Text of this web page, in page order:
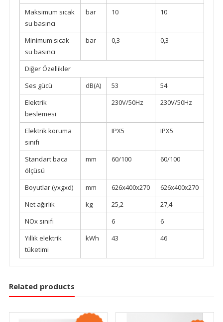
Maksimum sıcak
su basıncı
bar 10 10
Minimum sıcak
su basıncı
bar 0,3 0,3
Diğer Özellikler
Ses gücü
dB(A) 53
54
Elektrik
beslemesi
230V/50Hz 230V/50Hz
Elektrik koruma
sınıfı
IPX5 IPX5
Standart baca
ölçüsü
mm 60/100 60/100
Boyutlar (yxgxd) mm 626x400x270
626x400x270
Net ağırlık
kg 25,2
27,4
NOx sınıfı
6
6
Yıllık elektrik
tüketimi
kWh 43 46
Related products